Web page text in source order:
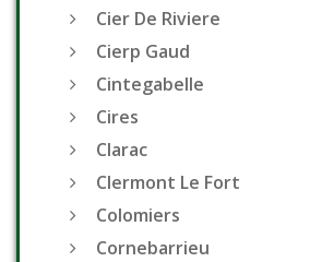
Cier De Riviere
Cierp Gaud
Cintegabelle
Cires
Clarac
Clermont Le Fort
Colomiers
Cornebarrieu